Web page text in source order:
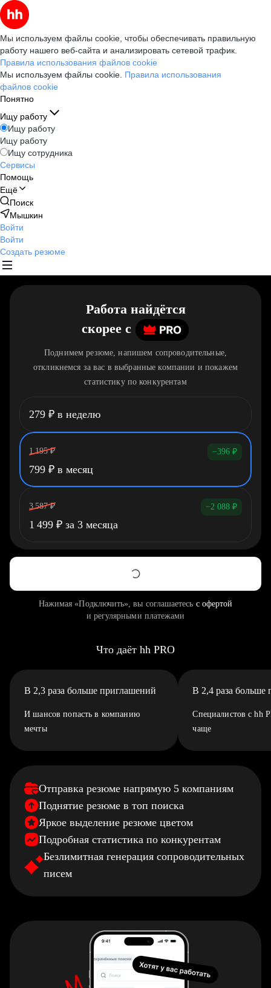
Мы используем файлы cookie, чтобы обеспечивать правильную
работу нашего веб-сайта и анализировать сетевой трафик.
Правила использования файлов cookie
Мы используем файлы cookie. Правила использования
файлов cookie
Понятно
Ищу работу
Ищу работу
Ищу работу
Ищу сотрудника
Сервисы
Помощь
Ещё
Поиск
Мышкин
Войти
Войти
Создать резюме
Работа найдётся
скорее c
Поднимем резюме, напишем сопроводительные,
откликнемся за вас в выбранные компании и покажем
статистику по конкурентам
279 ₽ в неделю
1 195 ₽ −396 ₽
799 ₽ в месяц
3 587 ₽ −2 088 ₽
1 499 ₽ за 3 месяца
Нажимая «Подключить», вы соглашаетесь с офертой
и регулярными платежами
Что даёт hh PRO
В 2,3 раза больше приглашений
И шансов попасть в компанию
мечты
В 2,4 раза больше
Специалистов с hh
чаще
Отправка резюме напрямую 5 компаниям
Поднятие резюме в топ поиска
Яркое выделение резюме цветом
Подробная статистика по конкурентам
Безлимитная генерация сопроводительных
писем